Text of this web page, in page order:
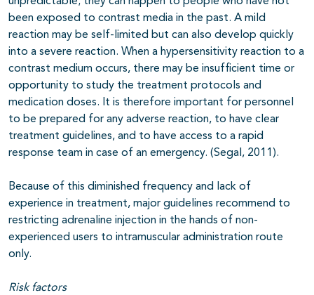
been exposed to contrast media in the past. A mild
reaction may be self-limited but can also develop quickly
into a severe reaction. When a hypersensitivity reaction to a
contrast medium occurs, there may be insufficient time or
opportunity to study the treatment protocols and
medication doses. It is therefore important for personnel
to be prepared for any adverse reaction, to have clear
treatment guidelines, and to have access to a rapid
response team in case of an emergency. (Segal, 2011).
Because of this diminished frequency and lack of
experience in treatment, major guidelines recommend to
restricting adrenaline injection in the hands of non-
experienced users to intramuscular administration route
only.
Risk factors